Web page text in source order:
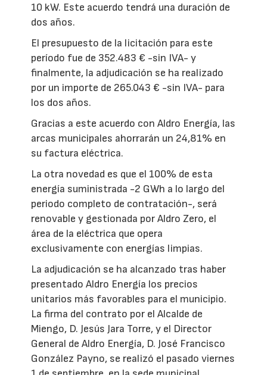
10 kW. Este acuerdo tendrá una duración de
dos años.
El presupuesto de la licitación para este
período fue de 352.483 € -sin IVA- y
finalmente, la adjudicación se ha realizado
por un importe de 265.043 € -sin IVA- para
los dos años.
Gracias a este acuerdo con Aldro Energía, las
arcas municipales ahorrarán un 24,81% en
su factura eléctrica.
La otra novedad es que el 100% de esta
energía suministrada -2 GWh a lo largo del
periodo completo de contratación-, será
renovable y gestionada por Aldro Zero, el
área de la eléctrica que opera
exclusivamente con energías limpias.
La adjudicación se ha alcanzado tras haber
presentado Aldro Energía los precios
unitarios más favorables para el municipio.
La firma del contrato por el Alcalde de
Miengo, D. Jesús Jara Torre, y el Director
General de Aldro Energía, D. José Francisco
González Payno, se realizó el pasado viernes